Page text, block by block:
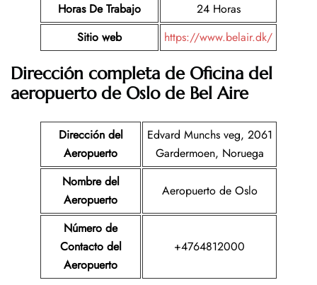
Horas De Trabajo
24 Horas
Sitio web
https://www.belair.dk/
Dirección completa de Oficina del
aeropuerto de Oslo de Bel Aire
Dirección del
Aeropuerto
Edvard Munchs veg, 2061
Gardermoen, Noruega
Nombre del
Aeropuerto
Aeropuerto de Oslo
Número de
Contacto del
Aeropuerto
+4764812000